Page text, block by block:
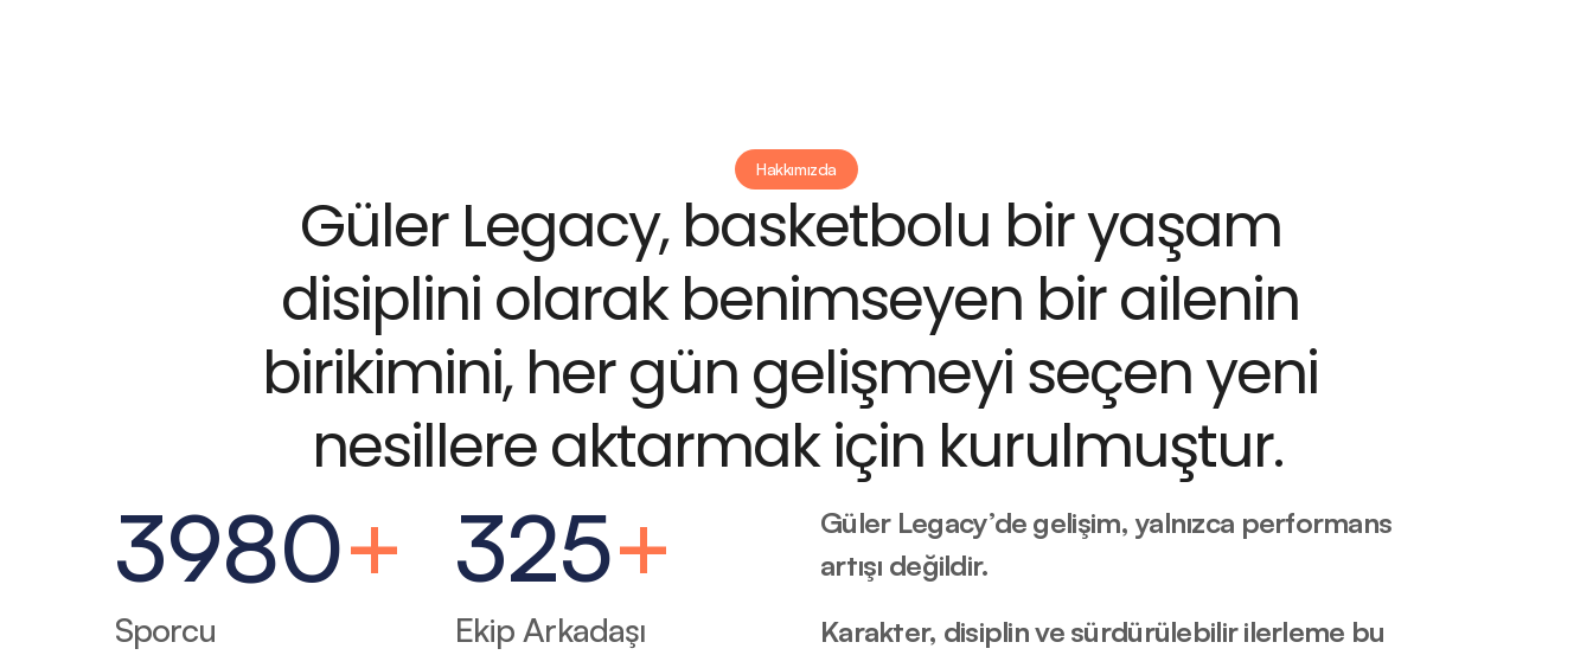
Hakkımızda
Güler Legacy, basketbolu bir yaşam
disiplini olarak benimseyen bir ailenin
birikimini, her gün gelişmeyi seçen yeni
nesillere aktarmak için kurulmuştur.
3980+
Sporcu
325+
Ekip Arkadaşı
Güler Legacy’de gelişim, yalnızca performans
artışı değildir.
Karakter, disiplin ve sürdürülebilir ilerleme bu